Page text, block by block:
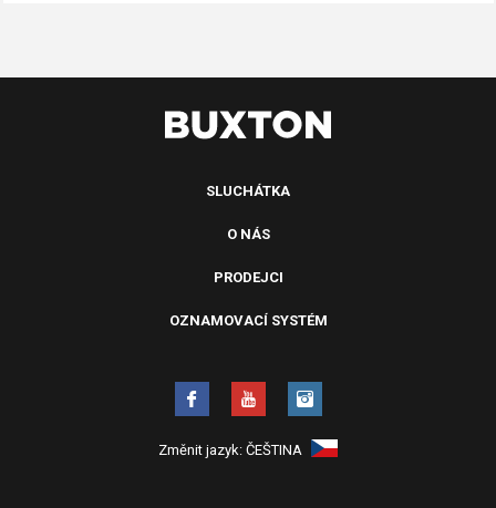
SLUCHÁTKA
O NÁS
PRODEJCI
OZNAMOVACÍ SYSTÉM
Změnit jazyk: ČEŠTINA